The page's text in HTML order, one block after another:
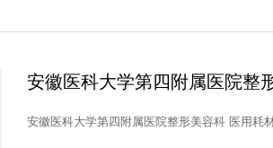
安徽医科大学第四附属医院整
安徽医科大学第四附属医院整形美容科 医用耗